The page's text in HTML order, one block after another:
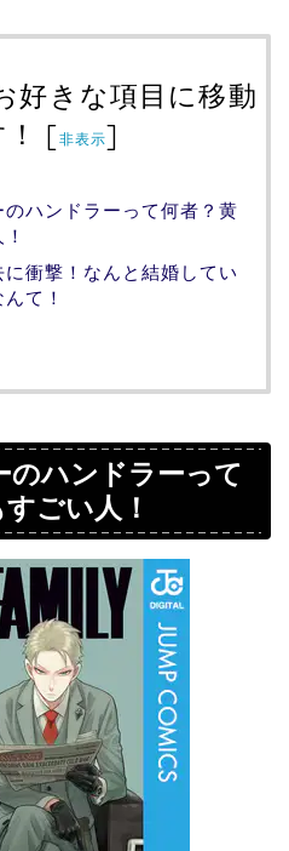
好きな項目に移動
[非表示]
ハンドラーって何者？黄
衝撃！なんと結婚してい
て！
のハンドラーって
ごい人！